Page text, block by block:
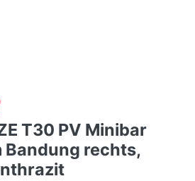
T30 PV Minibar
Bandung rechts,